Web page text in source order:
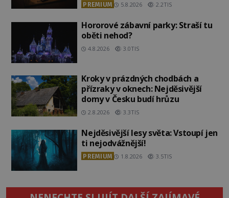
PREMIUM 5.8.2026 2.2TIS
Hororové zábavní parky: Straší tu
oběti nehod?
4.8.2026 3.0TIS
Kroky v prázdných chodbách a
přízraky v oknech: Nejděsivější
domy v Česku budí hrůzu
2.8.2026 3.3TIS
Nejděsivější lesy světa: Vstoupí jen
ti nejodvážnější!
PREMIUM 1.8.2026 3.5TIS